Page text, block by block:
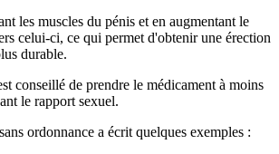
les muscles du pénis et en augmentant le
celui-ci, ce qui permet d'obtenir une érection
durable.
conseillé de prendre le médicament à moins
le rapport sexuel.
ordonnance a écrit quelques exemples :